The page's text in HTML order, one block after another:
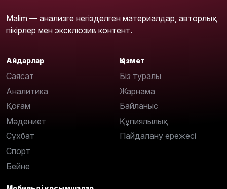
Malim — анализге негізделген материалдар, авторлық
пікірлер мен эксклюзив контент.
Айдарлар
Саясат
Аналитика
Қоғам
Мәдениет
Сұхбат
Спорт
Бейне
Қызмет
Біз туралы
Жарнама
Байланыс
Құпиялылық
Пайдалану ережесі